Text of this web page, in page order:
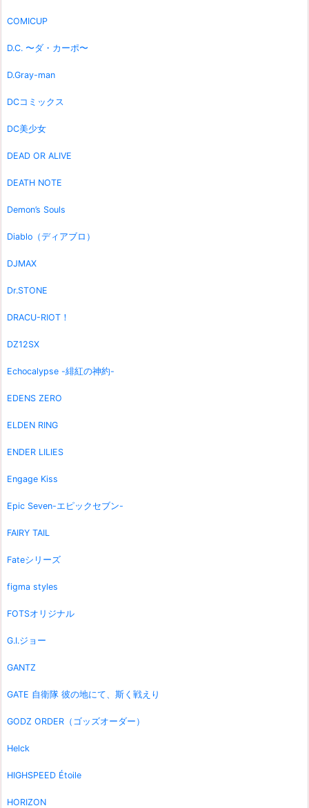
COMICUP
D.C. 〜ダ・カーポ〜
D.Gray-man
DCコミックス
DC美少女
DEAD OR ALIVE
DEATH NOTE
Demon’s Souls
Diablo（ディアブロ）
DJMAX
Dr.STONE
DRACU-RIOT！
DZ12SX
Echocalypse -緋紅の神約-
EDENS ZERO
ELDEN RING
ENDER LILIES
Engage Kiss
Epic Seven-エピックセブン-
FAIRY TAIL
Fateシリーズ
figma styles
FOTSオリジナル
G.I.ジョー
GANTZ
GATE 自衛隊 彼の地にて、斯く戦えり
GODZ ORDER（ゴッズオーダー）
Helck
HIGHSPEED Étoile
HORIZON